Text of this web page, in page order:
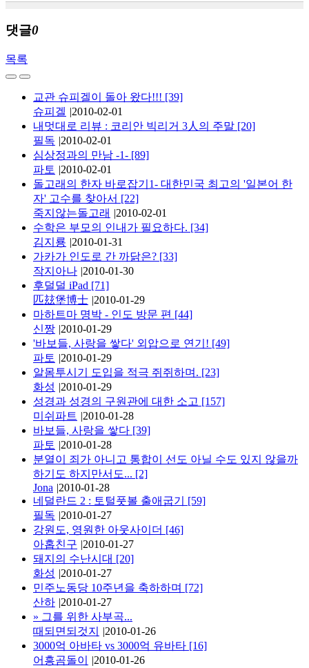
댓글0
목록
교관 슈피겔이 돌아 왔다!!! [39]
슈피겔 |2010-02-01
내멋대로 리뷰 : 코리안 빅리거 3人의 주말 [20]
필독 |2010-02-01
심상정과의 만남 -1- [89]
파토 |2010-02-01
돌고래의 한자 바로잡기1- 대한민국 최고의 '일본어 한
자' 고수를 찾아서 [22]
죽지않는돌고래 |2010-02-01
수학은 부모의 인내가 필요하다. [34]
김지룡 |2010-01-31
가카가 인도로 간 까닭은? [33]
작지아나 |2010-01-30
후덜덜 iPad [71]
匹玆堡博士 |2010-01-29
마하트마 명박 - 인도 방문 편 [44]
신짱 |2010-01-29
'바보들, 사랑을 쌓다' 외압으로 연기! [49]
파토 |2010-01-29
알몸투시기 도입을 적극 쥐쥐하며. [23]
화성 |2010-01-29
성경과 성경의 구원관에 대한 소고 [157]
미쉬파트 |2010-01-28
바보들, 사랑을 쌓다 [39]
파토 |2010-01-28
분열이 죄가 아니고 통합이 선도 아닐 수도 있지 않을까
하기도 하지만서도... [2]
Jona |2010-01-28
네덜란드 2 : 토털풋볼 출애굽기 [59]
필독 |2010-01-27
강원도, 영원한 아웃사이더 [46]
아홉친구 |2010-01-27
돼지의 수난시대 [20]
화성 |2010-01-27
민주노동당 10주년을 축하하며 [72]
산하 |2010-01-27
» 그를 위한 사부곡...
때되면되것지
|2010-01-26
3000억 아바타 vs 3000억 유바타 [16]
어흥곰돌이
|2010-01-26